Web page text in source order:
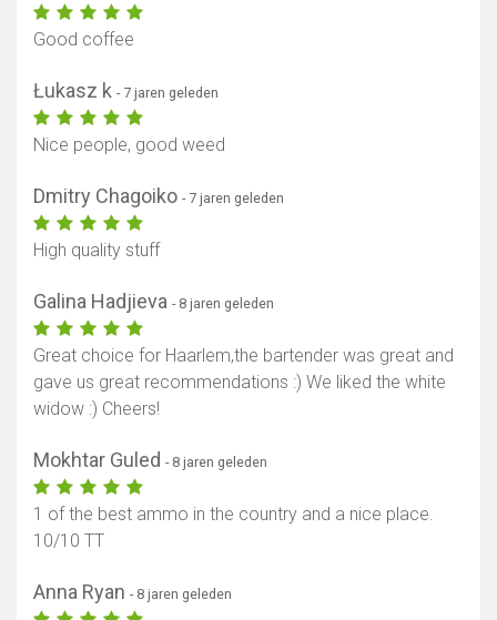
Good coffee
Łukasz k - 7 jaren geleden
Nice people, good weed
Dmitry Chagoiko - 7 jaren geleden
High quality stuff
Galina Hadjieva - 8 jaren geleden
Great choice for Haarlem,the bartender was great and
gave us great recommendations :) We liked the white
widow :) Cheers!
Mokhtar Guled - 8 jaren geleden
1 of the best ammo in the country and a nice place.
10/10 TT
Anna Ryan - 8 jaren geleden